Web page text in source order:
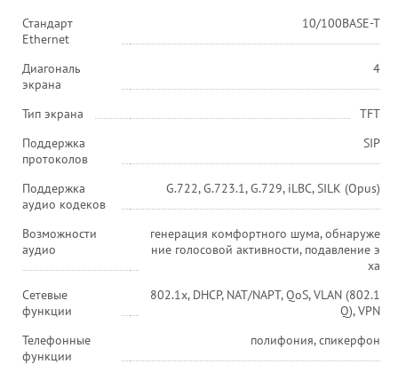
Стандарт
Ethernet
10/100BASE-T
Диагональ
экрана
4
Тип экрана
TFT
Поддержка
протоколов
SIP
Поддержка
аудио кодеков
G.722, G.723.1, G.729, iLBC, SILK (Opus)
Возможности
аудио
генерация комфортного шума, обнаруже
ние голосовой активности, подавление э
ха
Сетевые
функции
802.1x, DHCP, NAT/NAPT, QoS, VLAN (802.1
Q), VPN
Телефонные
функции
полифония, спикерфон